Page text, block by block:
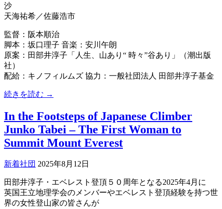
沙
天海祐希／佐藤浩市
監督：阪本順治
脚本：坂口理子 音楽：安川午朗
原案：田部井淳子「人生、山あり“ 時々”谷あり」（潮出版
社）
配給：キノフィルムズ 協力：一般社団法人 田部井淳子基金
続きを読む →
In the Footsteps of Japanese Climber
Junko Tabei – The First Woman to
Summit Mount Everest
新着社団 2025年8月12日
田部井淳子・エベレスト登頂５０周年となる2025年4月に
英国王立地理学会のメンバーやエベレスト登頂経験を持つ世
界の女性登山家の皆さんが